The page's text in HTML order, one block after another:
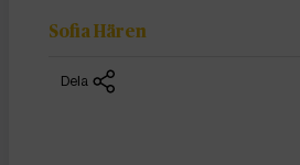
Sofia Hären
Dela